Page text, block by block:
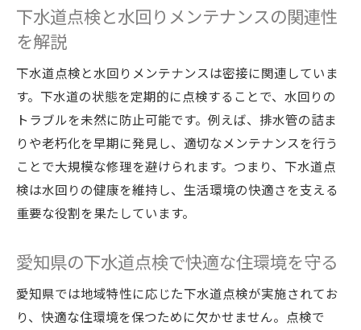
下水道点検と水回りメンテナンスの関連性
を解説
下水道点検と水回りメンテナンスは密接に関連していま
す。下水道の状態を定期的に点検することで、水回りの
トラブルを未然に防止可能です。例えば、排水管の詰ま
りや老朽化を早期に発見し、適切なメンテナンスを行う
ことで大規模な修理を避けられます。つまり、下水道点
検は水回りの健康を維持し、生活環境の快適さを支える
重要な役割を果たしています。
愛知県の下水道点検で快適な住環境を守る
愛知県では地域特性に応じた下水道点検が実施されてお
り、快適な住環境を保つために欠かせません。点検で